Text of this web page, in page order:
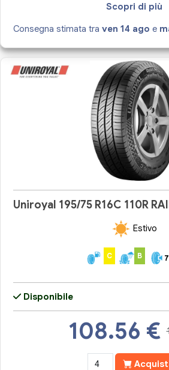
Scopri di più
Consegna stimata traven 14 ago e
Uniroyal 195/75 R16C 110R
Estivo
C B
Disponibile
108.56 €